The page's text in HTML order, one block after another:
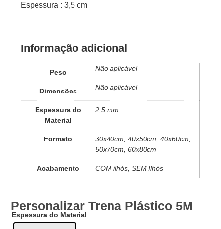
Espessura : 3,5 cm
Informação adicional
Peso Não aplicável
Dimensões Não aplicável
Espessura do
Material
2,5 mm
Formato
30x40cm, 40x50cm, 40x60cm,
50x70cm, 60x80cm
Acabamento COM ilhós, SEM Ilhós
Personalizar ​Trena Plástico 5M
Espessura do Material